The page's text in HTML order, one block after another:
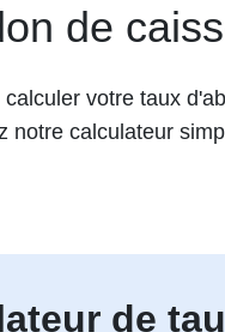
de
votre taux
notre calculateur
de